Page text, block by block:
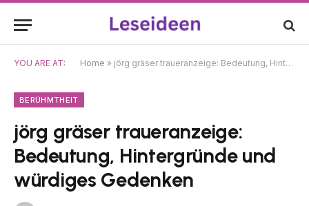
YOU ARE AT: Home » jörg gräser traueranzeige: Bedeutung, Hintergründe und würdiges Gedenken
BERÜHMTHEIT
jörg gräser traueranzeige:
Bedeutung, Hintergründe und
würdiges Gedenken